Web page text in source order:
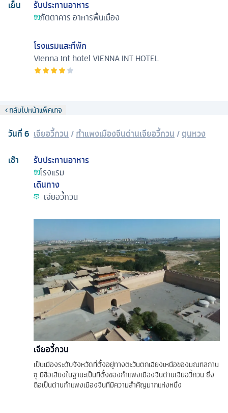
เย็น
รับประทานอาหาร
ภัตตาคารอาหารพื้นเมือง
โรงแรมและที่พัก
Vienna int hotel VIENNA INT HOTEL
กลับไปหน้าแพ็คเกจ
วันที่6 เจียอวี้กวน /กําแพงเมืองจีนด่านเจียอวี้กวน /ตุนหวง
เช้า
รับประทานอาหาร
โรงแรม
เดินทาง
เจียอวี้กวน
เจียอวี้กวน
เป็นเมืองระดับจังหวัดที่ตั้งอยู่ทางตะวันตกเฉียงเหนือของมณฑลกาน
ซู มีชื่อเสียงในฐานะเป็นที่ตั้งของกำแพงเมืองจีนด่านเจียอวี้กวน ซึ่ง
ถือเป็นด่านกำแพงเมืองจีนที่มีความสำคัญมากแห่งหนึ่ง